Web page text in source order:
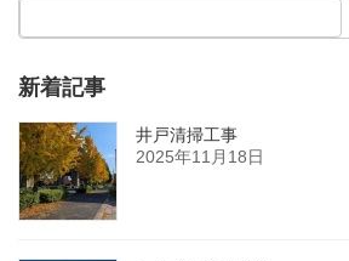
新着記事
井戸清掃工事
2025年11月18日